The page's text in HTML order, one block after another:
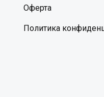
Оферта
Политика